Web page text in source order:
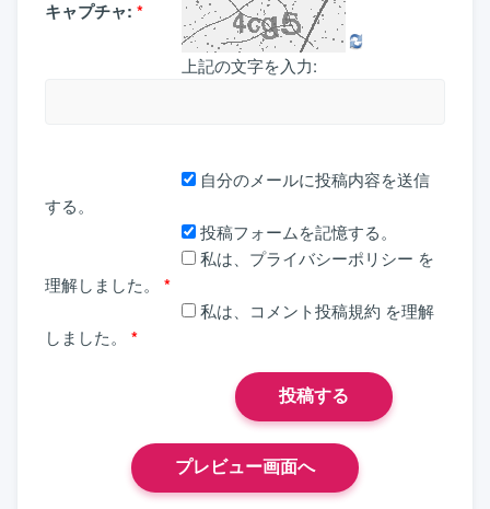
キャプチャ: *
上記の文字を入力:
自分のメールに投稿内容を送信
する。
投稿フォームを記憶する。
私は、 プライバシーポリシー を
理解しました。
*
私は、 コメント投稿規約 を理解
しました。
*